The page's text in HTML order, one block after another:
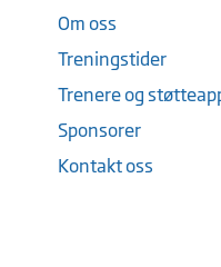
Om oss
Treningstider
Trenere og
Sponsorer
Kontakt oss